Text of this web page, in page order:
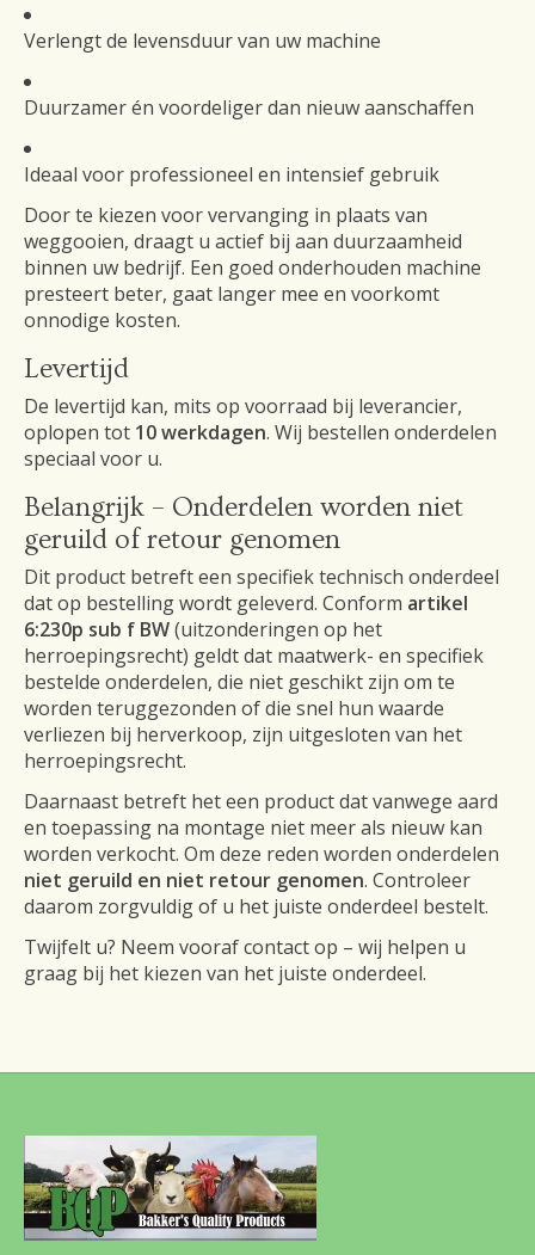
Verlengt de levensduur van uw machine
Duurzamer én voordeliger dan nieuw aanschaffen
Ideaal voor professioneel en intensief gebruik
Door te kiezen voor vervanging in plaats van
weggooien, draagt u actief bij aan duurzaamheid
binnen uw bedrijf. Een goed onderhouden machine
presteert beter, gaat langer mee en voorkomt
onnodige kosten.
Levertijd
De levertijd kan, mits op voorraad bij leverancier,
oplopen tot 10 werkdagen. Wij bestellen onderdelen
speciaal voor u.
Belangrijk – Onderdelen worden niet
geruild of retour genomen
Dit product betreft een specifiek technisch onderdeel
dat op bestelling wordt geleverd. Conform artikel
6:230p sub f BW(uitzonderingen op het
herroepingsrecht) geldt dat maatwerk- en specifiek
bestelde onderdelen, die niet geschikt zijn om te
worden teruggezonden of die snel hun waarde
verliezen bij herverkoop, zijn uitgesloten van het
herroepingsrecht.
Daarnaast betreft het een product dat vanwege aard
en toepassing na montage niet meer als nieuw kan
worden verkocht. Om deze reden worden onderdelen
niet geruild en niet retour genomen. Controleer
daarom zorgvuldig of u het juiste onderdeel bestelt.
Twijfelt u? Neem vooraf contact op – wij helpen u
graag bij het kiezen van het juiste onderdeel.